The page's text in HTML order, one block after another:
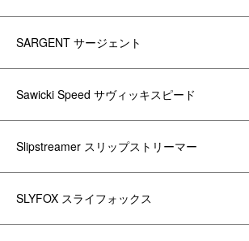
SARGENT サージェント
Sawicki Speed サヴィッキスピード
Slipstreamer スリップストリーマー
SLYFOX スライフォックス